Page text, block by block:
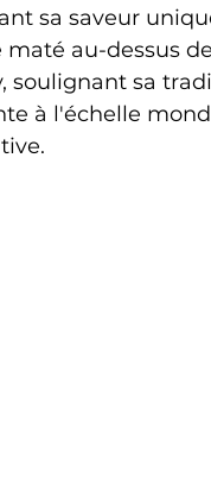
sa saveur
maté au-dessus
soulignant sa
à l'échelle